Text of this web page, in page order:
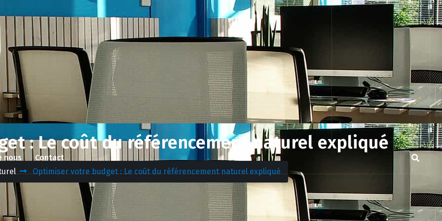
nous Contact
: Le coût du référencement naturel expliqué
Optimiser votre budget : Le coût du référencement naturel expliqué